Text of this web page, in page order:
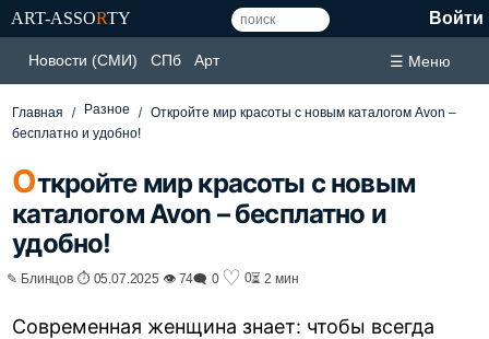
ART-ASSORTY Войти
Новости (СМИ) СПб Арт ☰ Меню
Главная Разное
Откройте мир красоты с новым каталогом Avon –
бесплатно и удобно!
Откройте мир красоты с новым
каталогом Avon – бесплатно и
удобно!
✎ Блинцов ⏱ 05.07.2025 👁 74🗨 0 ♡ 0⏳ 2 мин
Современная женщина знает: чтобы всегда